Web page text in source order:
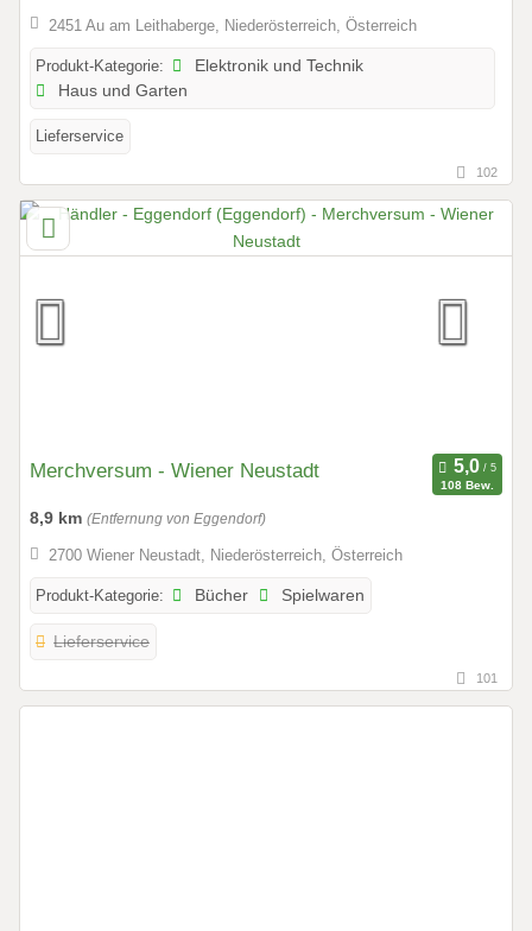
2451 Au am Leithaberge, Niederösterreich, Österreich
Produkt-Kategorie:
Elektronik und Technik
Haus und Garten
Lieferservice
102
Merchversum - Wiener Neustadt
108 Bew.
8,9 km (Entfernung von Eggendorf)
2700 Wiener Neustadt, Niederösterreich, Österreich
Produkt-Kategorie: Bücher Spielwaren
Lieferservice
101